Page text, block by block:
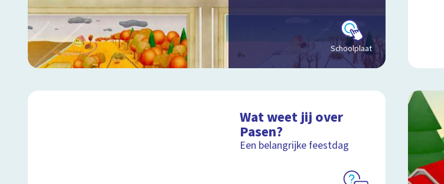
Schoolplaat
Wat weet jij over
Pasen?
Een belangrijke feestdag